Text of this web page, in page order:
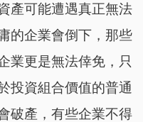
產可能遭遇真正無法
的企業會倒下，那些
業更是無法倖免，只
投資組合價值的普通
破產，有些企業不得